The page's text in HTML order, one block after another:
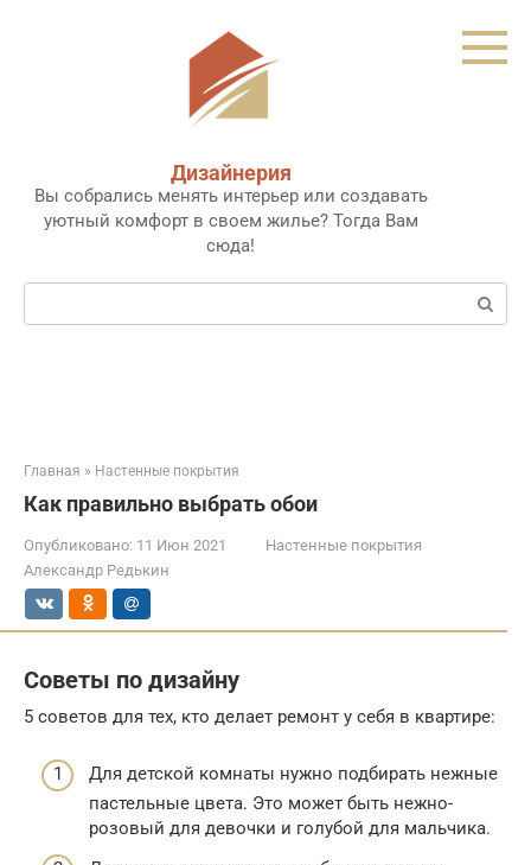
Дизайнерия
Вы собрались менять интерьер или создавать
уютный комфорт в своем жилье? Тогда Вам
сюда!
Поиск:
Главная » Настенные покрытия
Как правильно выбрать обои
Опубликовано: 11 Июн 2021
Настенные покрытия
Александр Редькин
Советы по дизайну
5 советов для тех, кто делает ремонт у себя в квартире:
Для детской комнаты нужно подбирать нежные
пастельные цвета. Это может быть нежно-
розовый для девочки и голубой для мальчика.